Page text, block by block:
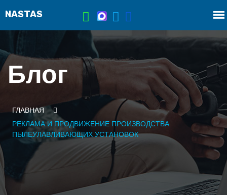
Блог
ГЛАВНАЯ
РЕКЛАМА И ПРОДВИЖЕНИЕ ПРОИЗВОДСТВА
ПЫЛЕУЛАВЛИВАЮЩИХ УСТАНОВОК